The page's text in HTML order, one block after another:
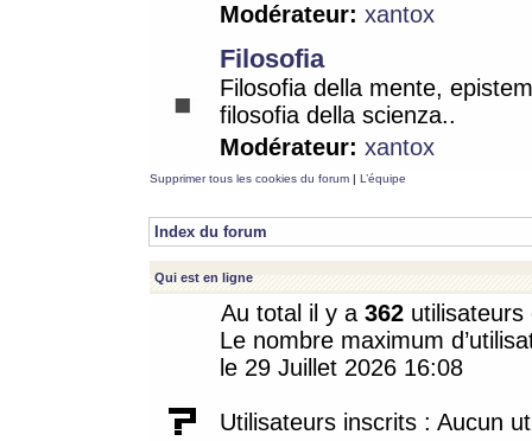
Modérateur: xantox
Filosofia
Filosofia della mente,
filosofia della scienza..
Modérateur: xantox
Supprimer tous les cookies du forum | L’équipe
Index du forum
Qui est en ligne
Au total il y a 362
Le nombre maximum
le 29 Juillet 2026 16:08
Utilisateurs inscrits : Aucun